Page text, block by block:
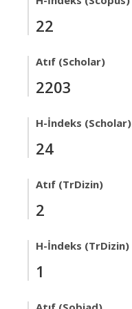
22
Atıf (Scholar)
2203
H-İndeks (Scholar)
24
Atıf (TrDizin)
2
H-İndeks (TrDizin)
1